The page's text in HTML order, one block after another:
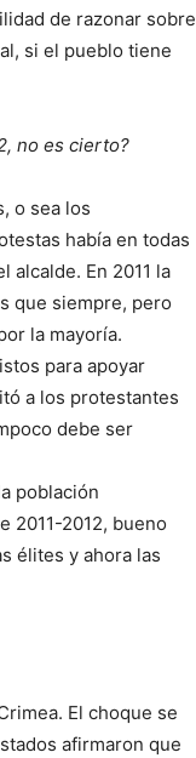
de razonar sobre
si el pueblo tiene
no es cierto?
o sea los
había en todas
alcalde. En 2011 la
que siempre, pero
la mayoría.
para apoyar
a los protestantes
debe ser
población
2011-2012, bueno
élites y ahora las
El choque se
afirmaron que